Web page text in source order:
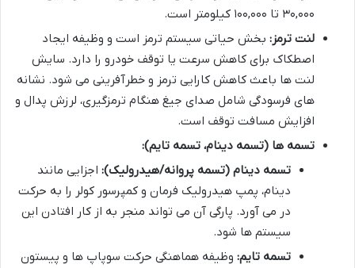
۳۰,۰۰۰ تا ۱۰۰,۰۰۰ کیلومتر است.
لنت ترمز: بخش حیاتی سیستم ترمز است و وظیفه ایجاد
اصطکاک برای کاهش سرعت یا توقف خودرو را دارد. سایش
لنت ها باعث کاهش کارایی ترمز و خطرآفرینی می شود. نشانه
های فرسودگی شامل صدای جیغ هنگام ترمزگیری، لرزش پدال و
افزایش مسافت توقف است.
تسمه ها (تسمه دینام، تسمه تایم):
تسمه دینام (تسمه پروانه/هیدرولیک): اجزایی مانند
دینام، پمپ هیدرولیک فرمان و کمپرسور کولر را به حرکت
در می آورد. پارگی آن می تواند منجر به از کار افتادن این
سیستم ها شود.
تسمه تایم: وظیفه هماهنگی حرکت سوپاپ ها و پیستون